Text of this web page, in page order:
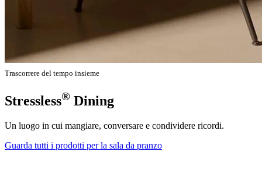
Trascorrere del tempo insieme
Stressless® Dining
Un luogo in cui mangiare, conversare e condividere ricordi.
Guarda tutti i prodotti per la sala da pranzo